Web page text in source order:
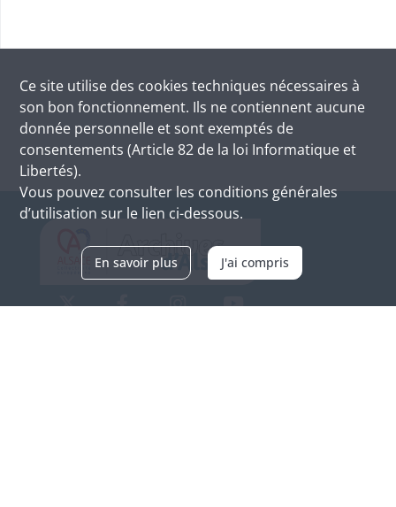
Ce site utilise des cookies techniques nécessaires à
son bon fonctionnement. Ils ne contiennent aucune
donnée personnelle et sont exemptés de
consentements (Article 82 de la loi Informatique et
Libertés).
Vous pouvez consulter les conditions générales
d’utilisation sur le lien ci-dessous.
En savoir plus J'ai compris